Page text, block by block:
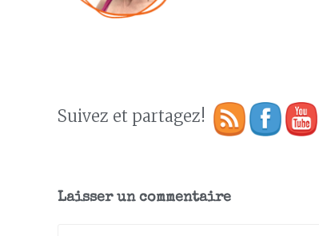
Suivez et partagez!
Laisser un commentaire